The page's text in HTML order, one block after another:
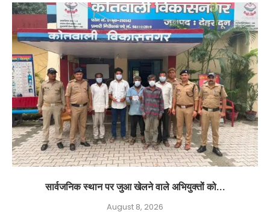
सार्वजनिक स्थान पर जुआ खेलने वाले अभियुक्तों को...
August 8, 2026